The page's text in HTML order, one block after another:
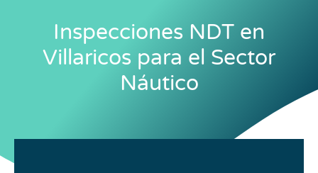
Inspecciones NDT en
Villaricos para el Sector
Náutico